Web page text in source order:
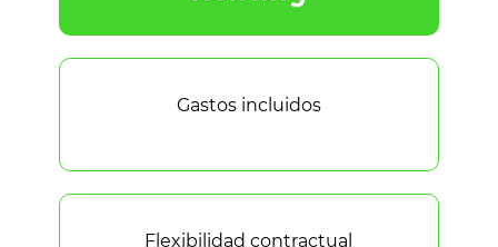
Gastos incluidos
Flexibilidad contractual